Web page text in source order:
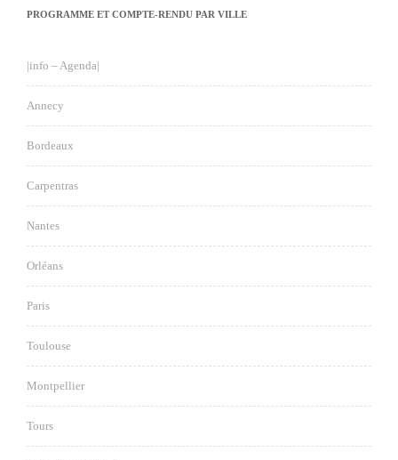
PROGRAMME ET COMPTE-RENDU PAR VILLE
|info – Agenda|
Annecy
Bordeaux
Carpentras
Nantes
Orléans
Paris
Toulouse
Montpellier
Tours